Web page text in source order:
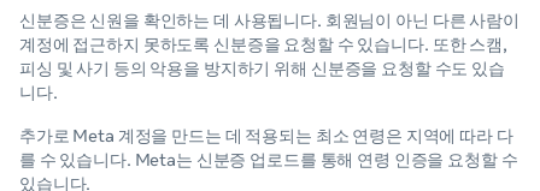
신분증은 신원을 확인하는 데 사용됩니다. 회원님이 아닌 다른 사람이
계정에 접근하지 못하도록 신분증을 요청할 수 있습니다. 또한 스캠,
피싱 및 사기 등의 악용을 방지하기 위해 신분증을 요청할 수도 있습
니다.
추가로 Meta 계정을 만드는 데 적용되는 최소 연령은 지역에 따라 다
를 수 있습니다. Meta는 신분증 업로드를 통해 연령 인증을 요청할 수
있습니다.